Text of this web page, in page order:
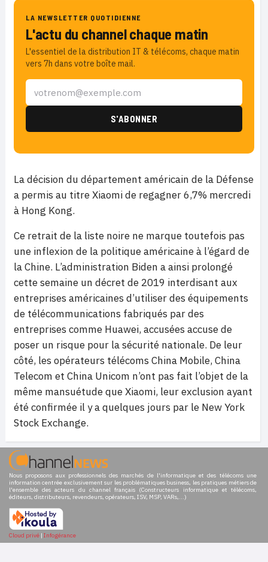
LA NEWSLETTER QUOTIDIENNE
L'actu du channel chaque matin
L'essentiel de la distribution IT & télécoms, chaque matin
vers 7h dans votre boîte mail.
La décision du département américain de la Défense
a permis au titre Xiaomi de regagner 6,7% mercredi
à Hong Kong.
Ce retrait de la liste noire ne marque toutefois pas
une inflexion de la politique américaine à l’égard de
la Chine. L’administration Biden a ainsi prolongé
cette semaine un décret de 2019 interdisant aux
entreprises américaines d’utiliser des équipements
de télécommunications fabriqués par des
entreprises comme Huawei, accusées accuse de
poser un risque pour la sécurité nationale. De leur
côté, les opérateurs télécoms China Mobile, China
Telecom et China Unicom n’ont pas fait l’objet de la
même mansuétude que Xiaomi, leur exclusion ayant
été confirmée il y a quelques jours par le New York
Stock Exchange.
Nous proposons aux professionnels des marchés de l'informatique et des télécoms une
information centrée exclusivement sur les problématiques business, les pratiques métiers de
l'ensemble des acteurs du channel français (Constructeurs informatique et télécoms,
éditeurs, distributeurs, revendeurs, opérateurs, ISV, MSP, VARs,...)
Cloud privé | Infogérance